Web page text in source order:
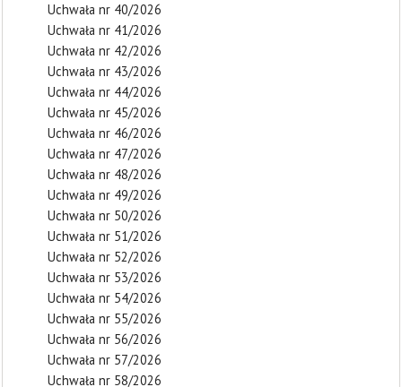
Uchwała nr 40/2026
Uchwała nr 41/2026
Uchwała nr 42/2026
Uchwała nr 43/2026
Uchwała nr 44/2026
Uchwała nr 45/2026
Uchwała nr 46/2026
Uchwała nr 47/2026
Uchwała nr 48/2026
Uchwała nr 49/2026
Uchwała nr 50/2026
Uchwała nr 51/2026
Uchwała nr 52/2026
Uchwała nr 53/2026
Uchwała nr 54/2026
Uchwała nr 55/2026
Uchwała nr 56/2026
Uchwała nr 57/2026
Uchwała nr 58/2026